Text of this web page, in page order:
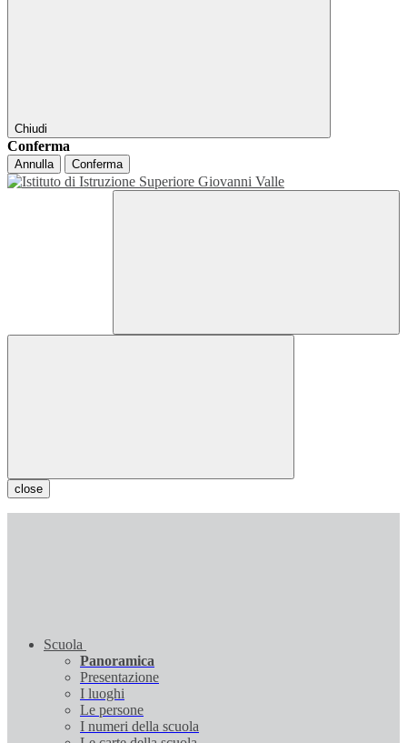
Chiudi
Conferma
Annulla Conferma
close
Scuola
Panoramica
Presentazione
I luoghi
Le persone
I numeri della scuola